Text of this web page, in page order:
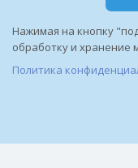
Нажимая на кнопку
обработку и хранение
Политика